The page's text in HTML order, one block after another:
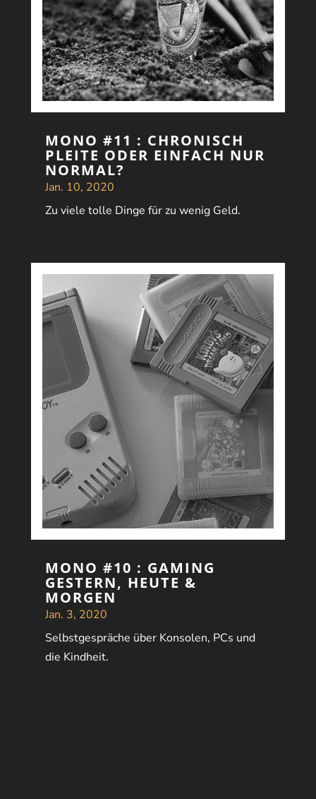
MONO #11 : CHRONISCH
PLEITE ODER EINFACH NUR
NORMAL?
Jan. 10, 2020
Zu viele tolle Dinge für zu wenig Geld.
MONO #10 : GAMING
GESTERN, HEUTE &
MORGEN
Jan. 3, 2020
Selbstgespräche über Konsolen, PCs und
die Kindheit.